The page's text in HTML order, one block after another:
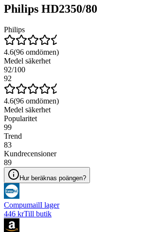
Philips HD2350/80
Philips
4.6(96 omdömen)
Medel säkerhet
92/100
92
4.6(96 omdömen)
Medel säkerhet
Popularitet
99
Trend
83
Kundrecensioner
89
Hur beräknas poängen?
CompumailI lager
446 krTill butik